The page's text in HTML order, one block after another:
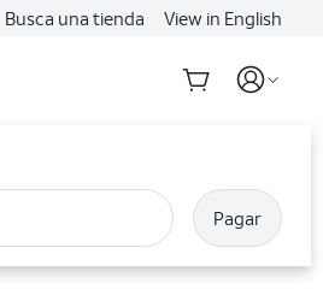
Busca una tienda View in English
Pagar